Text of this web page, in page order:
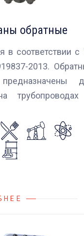
обратные
в соответствии с
2013.
и
суспензий
их в